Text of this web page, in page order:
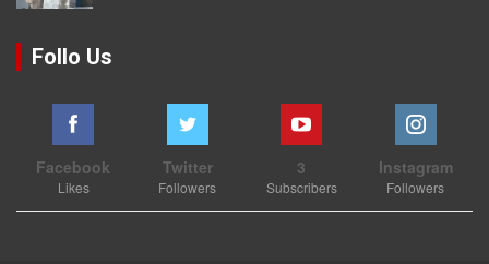
Follo Us
Facebook
Likes
Twitter
Followers
3
Subscribers
Instagram
Followers